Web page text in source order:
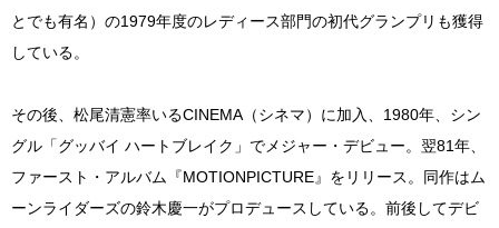
とでも有名）の1979年度のレディース部門の初代グランプリも獲得
している。
その後、松尾清憲率いるCINEMA（シネマ）に加入、1980年、シン
グル「グッバイ ハートブレイク」でメジャー・デビュー。翌81年、
ファースト・アルバム『MOTIONPICTURE』をリリース。同作はム
ーンライダーズの鈴木慶一がプロデュースしている。前後してデビ